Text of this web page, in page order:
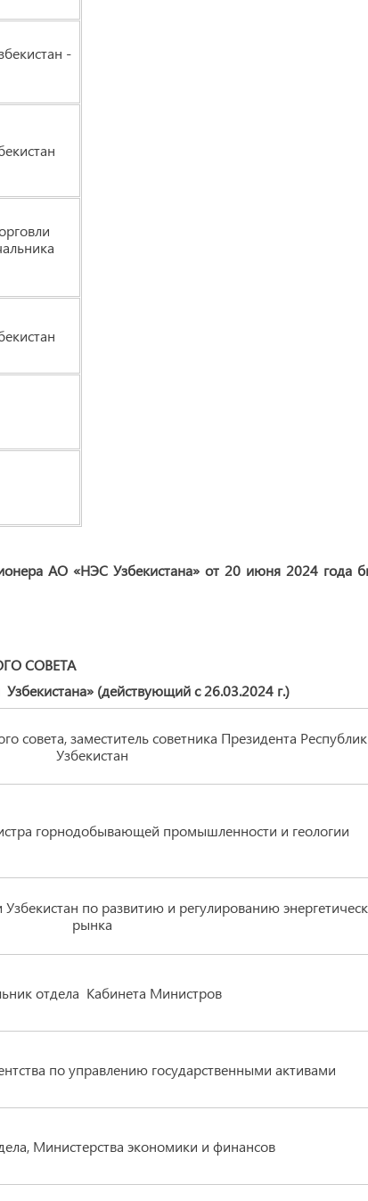
-
АО «НЭС Узбекистана» от 20 июня 2024 года
СОВЕТА
(действующий с 26.03.2024 г.)
совета, заместитель советника Президента
Узбекистан
горнодобывающей промышленности и геологии
по развитию и регулированию
рынка
отдела Кабинета Министров
по управлению государственными активами
Министерства экономики и финансов